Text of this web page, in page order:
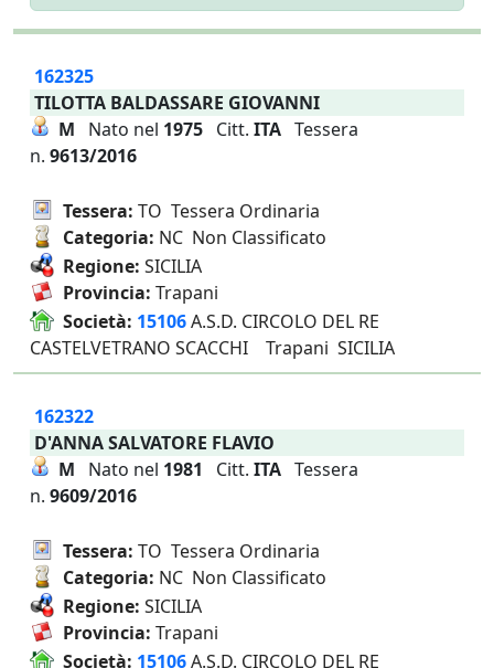
162325
TILOTTA BALDASSARE GIOVANNI
M Nato nel 1975 Citt. ITA Tessera
n. 9613/2016
Tessera: TO Tessera Ordinaria
Categoria: NC Non Classificato
Regione: SICILIA
Provincia: Trapani
Società: 15106A.S.D. CIRCOLO DEL RE
CASTELVETRANO SCACCHI Trapani SICILIA
162322
D'ANNA SALVATORE FLAVIO
M Nato nel 1981 Citt. ITA Tessera
n. 9609/2016
Tessera: TO Tessera Ordinaria
Categoria: NC Non Classificato
Regione: SICILIA
Provincia: Trapani
Società: 15106A.S.D. CIRCOLO DEL RE